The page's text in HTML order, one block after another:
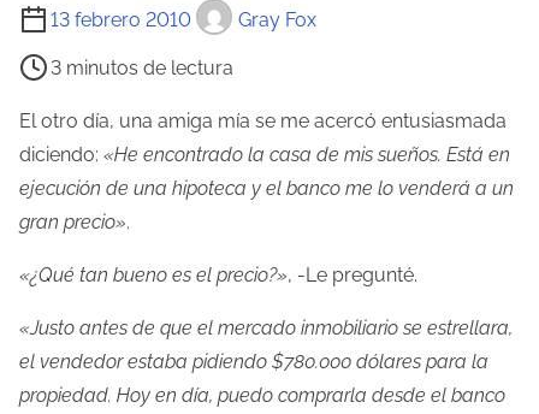
13 febrero 2010 Gray Fox
T
e
m
p
o
d
l
3 minutos de lectura
El otro día, una amiga mía se me acercó entusiasmada
diciendo: «He encontrado la casa de mis sueños. Está en
ejecución de una hipoteca y el banco me lo venderá a un
gran precio».
«¿Qué tan bueno es el precio?», -Le pregunté.
«Justo antes de que el mercado inmobiliario se estrellara,
el vendedor estaba pidiendo $780.000 dólares para la
propiedad. Hoy en día, puedo comprarla desde el banco